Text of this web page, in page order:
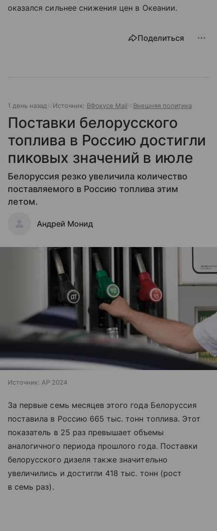
оказался сильнее снижения цен в Океании.
Поделиться
1 день назад Источник: ВФокусе Mail Внешняя политика
Поставки белорусского
топлива в Россию достигли
пиковых значений в июле
Белоруссия резко увеличила количество
поставляемого в Россию топлива этим
летом.
Андрей Монид
Источник: AP 2024
За первые семь месяцев этого года Белоруссия
поставила в Россию 665 тыс. тонн топлива. Этот
показатель в 25 раз превышает объемы
аналогичного периода прошлого года. Поставки
белорусского дизеля также значительно
увеличились и достигли 418 тыс. тонн (рост
в семь раз).